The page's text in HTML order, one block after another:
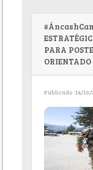
PARA
Publicado :14/10/